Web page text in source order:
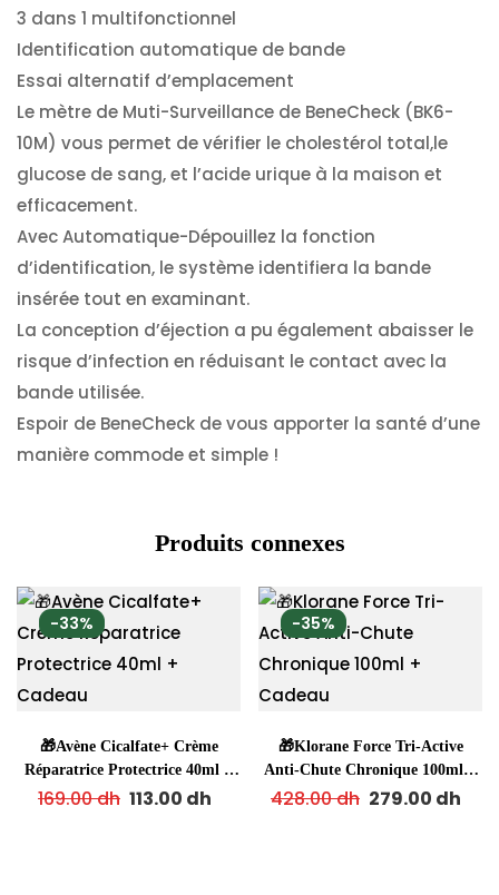
3 dans 1 multifonctionnel
Identification automatique de bande
Essai alternatif d’emplacement
Le mètre de Muti-Surveillance de BeneCheck (BK6-
10M) vous permet de vérifier le cholestérol total,le
glucose de sang, et l’acide urique à la maison et
efficacement.
Avec Automatique-Dépouillez la fonction
d’identification, le système identifiera la bande
insérée tout en examinant.
La conception d’éjection a pu également abaisser le
risque d’infection en réduisant le contact avec la
bande utilisée.
Espoir de BeneCheck de vous apporter la santé d’une
manière commode et simple !
Produits connexes
-33%
🎁Avène Cicalfate+ Crème
Réparatrice Protectrice 40ml +
Cadeau
169.00dh 113.00 dh
-35%
🎁Klorane Force Tri-Active
Anti-Chute Chronique 100ml +
Cadeau
428.00dh 279.00 dh